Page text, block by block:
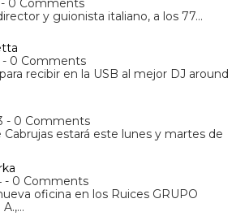
- 0 Comments
y guionista italiano, a los 77…
- 0 Comments
recibir en la USB al mejor DJ around
- 0 Comments
Cabrujas estará este lunes y martes de
- 0 Comments
oficina en los Ruices GRUPO
A.,…